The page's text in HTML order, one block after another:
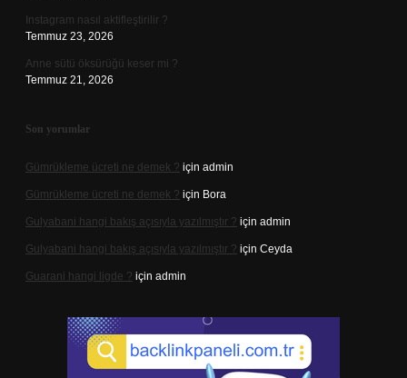
Instagram nasıl aktifleştirilir ?
Temmuz 23, 2026
Anne sütü öksürüğü keser mi ?
Temmuz 21, 2026
Son yorumlar
Gümrükleme ücreti ne demek ? için admin
Gümrükleme ücreti ne demek ? için Bora
Gulyabani hangi bakış açısıyla yazılmıştır ? için admin
Gulyabani hangi bakış açısıyla yazılmıştır ? için Ceyda
Guarani hangi ligde ? için admin